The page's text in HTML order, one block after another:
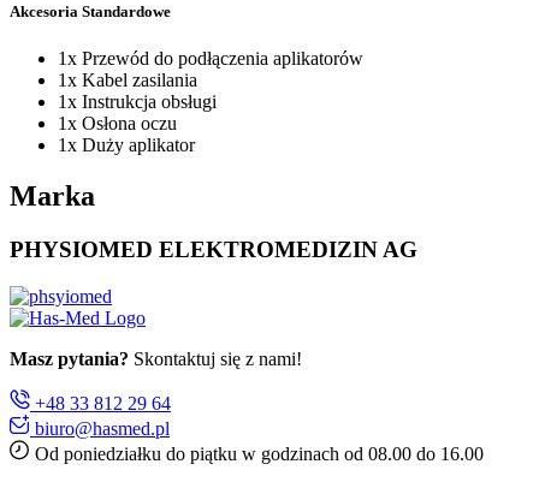
Akcesoria Standardowe
1x Przewód do podłączenia aplikatorów
1x Kabel zasilania
1x Instrukcja obsługi
1x Osłona oczu
1x Duży aplikator
Marka
PHYSIOMED ELEKTROMEDIZIN AG
Masz pytania? Skontaktuj się z nami!
+48 33 812 29 64
biuro@hasmed.pl
Od poniedziałku do piątku w godzinach od 08.00 do 16.00